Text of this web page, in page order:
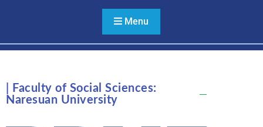
นเรศวร จัดโครงการเตรียม
ความพร้อมสหกิจศึกษา เสริม
การทำงานอย่างมืออาชีพ
Menu
| Faculty of Social Sciences:
Naresuan University